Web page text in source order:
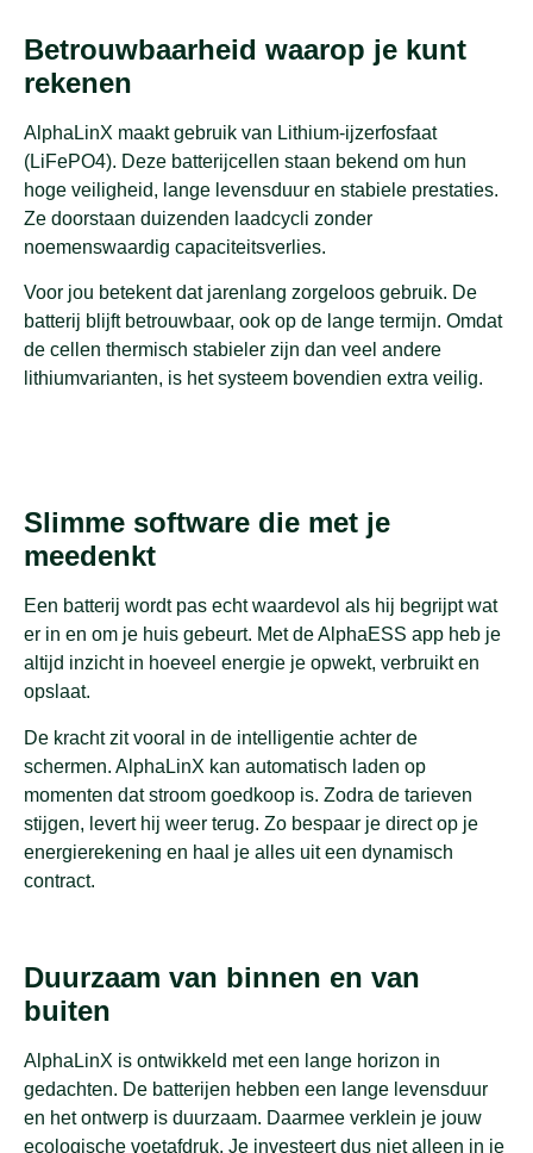
Betrouwbaarheid waarop je kunt
rekenen
AlphaLinX maakt gebruik van Lithium-ijzerfosfaat
(LiFePO4). Deze batterijcellen staan bekend om hun
hoge veiligheid, lange levensduur en stabiele prestaties.
Ze doorstaan duizenden laadcycli zonder
noemenswaardig capaciteitsverlies.
Voor jou betekent dat jarenlang zorgeloos gebruik. De
batterij blijft betrouwbaar, ook op de lange termijn. Omdat
de cellen thermisch stabieler zijn dan veel andere
lithiumvarianten, is het systeem bovendien extra veilig.
Slimme software die met je
meedenkt
Een batterij wordt pas echt waardevol als hij begrijpt wat
er in en om je huis gebeurt. Met de AlphaESS app heb je
altijd inzicht in hoeveel energie je opwekt, verbruikt en
opslaat.
De kracht zit vooral in de intelligentie achter de
schermen. AlphaLinX kan automatisch laden op
momenten dat stroom goedkoop is. Zodra de tarieven
stijgen, levert hij weer terug. Zo bespaar je direct op je
energierekening en haal je alles uit een dynamisch
contract.
Duurzaam van binnen en van
buiten
AlphaLinX is ontwikkeld met een lange horizon in
gedachten. De batterijen hebben een lange levensduur
en het ontwerp is duurzaam. Daarmee verklein je jouw
ecologische voetafdruk. Je investeert dus niet alleen in je